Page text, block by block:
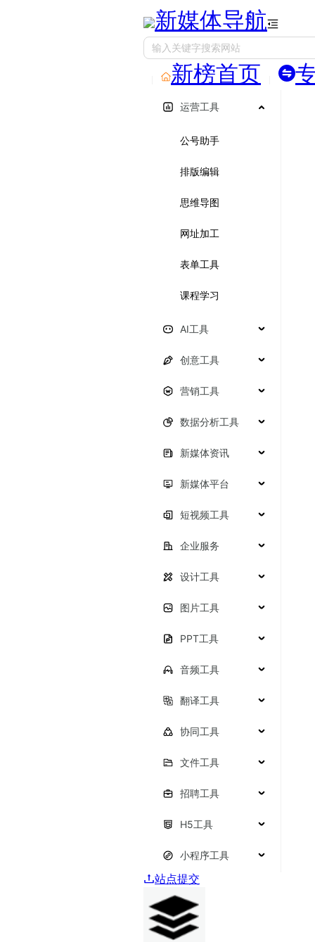
新媒体导航
新榜首页
运营工具
公号助手
排版编辑
思维导图
网址加工
表单工具
课程学习
AI工具
创意工具
营销工具
数据分析工具
新媒体资讯
新媒体平台
短视频工具
企业服务
设计工具
图片工具
PPT工具
音频工具
翻译工具
协同工具
文件工具
招聘工具
H5工具
小程序工具
站点提交